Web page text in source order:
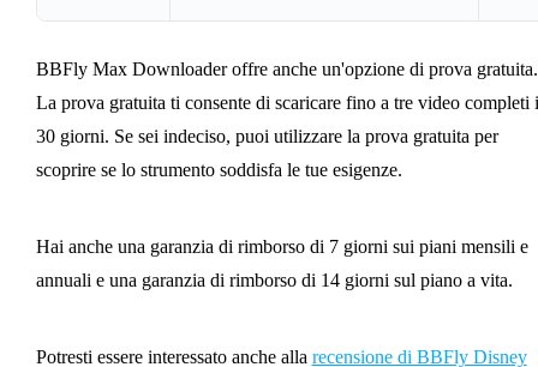
BBFly Max Downloader offre anche un'opzione di prova gratuita.
La prova gratuita ti consente di scaricare fino a tre video completi
30 giorni. Se sei indeciso, puoi utilizzare la prova gratuita per
scoprire se lo strumento soddisfa le tue esigenze.
Hai anche una garanzia di rimborso di 7 giorni sui piani mensili e
annuali e una garanzia di rimborso di 14 giorni sul piano a vita.
Potresti essere interessato anche alla recensione di BBFly Disney